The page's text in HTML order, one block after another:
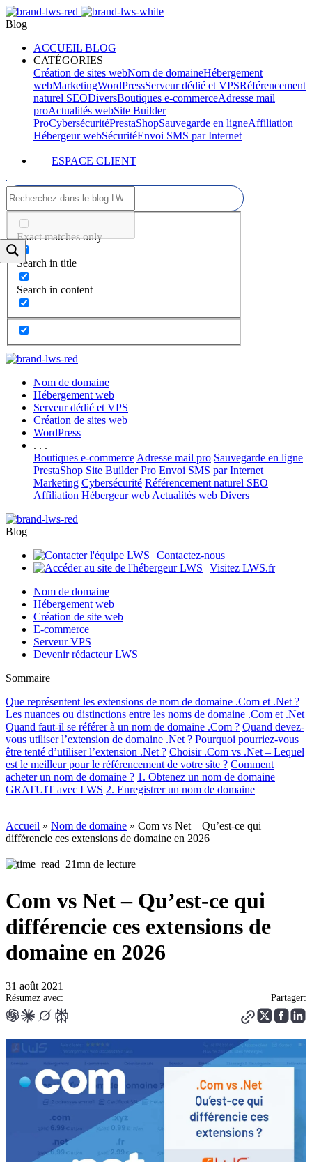
Blog
ACCUEIL BLOG
CATÉGORIES
Création de sites webNom de domaineHébergement
webMarketingWordPressServeur dédié et VPSRéférencement
naturel SEODiversBoutiques e-commerceAdresse mail
proActualités webSite Builder
ProCybersécuritéPrestaShopSauvegarde en ligneAffiliation
Hébergeur webSécuritéEnvoi SMS par Internet
ESPACE CLIENT
Exact matches only
Search in title
Search in content
Nom de domaine
Hébergement web
Serveur dédié et VPS
Création de sites web
WordPress
. . .
Boutiques e-commerce Adresse mail pro Sauvegarde en ligne
PrestaShop Site Builder Pro Envoi SMS par Internet
Marketing Cybersécurité Référencement naturel SEO
Affiliation Hébergeur web Actualités web Divers
Blog
Contactez-nous
Visitez LWS.fr
Nom de domaine
Hébergement web
Création de site web
E-commerce
Serveur VPS
Devenir rédacteur LWS
Sommaire
Que représentent les extensions de nom de domaine .Com et .Net ?
Les nuances ou distinctions entre les noms de domaine .Com et .Net
Quand faut-il se référer à un nom de domaine .Com ? Quand devez-
vous utiliser l’extension de domaine .Net ? Pourquoi pourriez-vous
être tenté d’utiliser l’extension .Net ? Choisir .Com vs .Net – Lequel
est le meilleur pour le référencement de votre site ? Comment
acheter un nom de domaine ? 1. Obtenez un nom de domaine
GRATUIT avec LWS 2. Enregistrer un nom de domaine
Accueil » Nom de domaine » Com vs Net – Qu’est-ce qui
différencie ces extensions de domaine en 2026
21mn de lecture
Com vs Net – Qu’est-ce qui
différencie ces extensions de
domaine en 2026
31 août 2021
Résumez avec: Partager: